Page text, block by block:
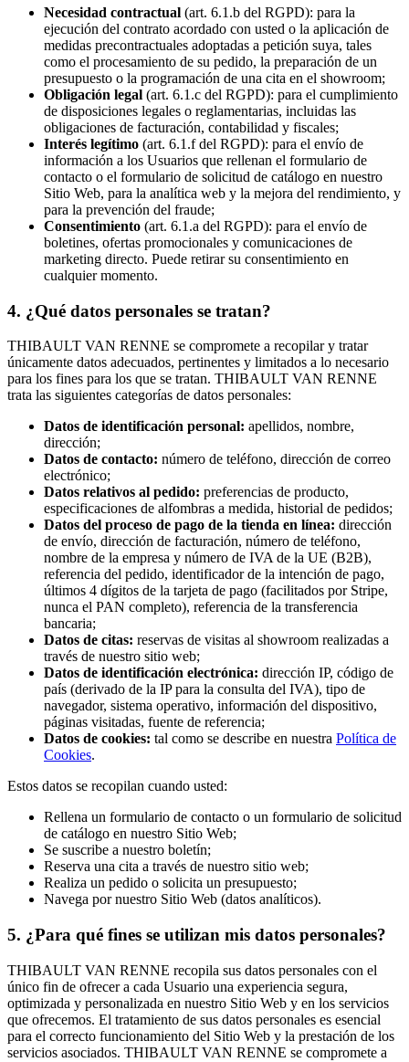
Necesidad contractual (art. 6.1.b del RGPD): para la
ejecución del contrato acordado con usted o la aplicación de
medidas precontractuales adoptadas a petición suya, tales
como el procesamiento de su pedido, la preparación de un
presupuesto o la programación de una cita en el showroom;
Obligación legal (art. 6.1.c del RGPD): para el cumplimiento
de disposiciones legales o reglamentarias, incluidas las
obligaciones de facturación, contabilidad y fiscales;
Interés legítimo (art. 6.1.f del RGPD): para el envío de
información a los Usuarios que rellenan el formulario de
contacto o el formulario de solicitud de catálogo en nuestro
Sitio Web, para la analítica web y la mejora del rendimiento, y
para la prevención del fraude;
Consentimiento (art. 6.1.a del RGPD): para el envío de
boletines, ofertas promocionales y comunicaciones de
marketing directo. Puede retirar su consentimiento en
cualquier momento.
4. ¿Qué datos personales se tratan?
THIBAULT VAN RENNE se compromete a recopilar y tratar
únicamente datos adecuados, pertinentes y limitados a lo necesario
para los fines para los que se tratan. THIBAULT VAN RENNE
trata las siguientes categorías de datos personales:
Datos de identificación personal: apellidos, nombre,
dirección;
Datos de contacto: número de teléfono, dirección de correo
electrónico;
Datos relativos al pedido: preferencias de producto,
especificaciones de alfombras a medida, historial de pedidos;
Datos del proceso de pago de la tienda en línea: dirección
de envío, dirección de facturación, número de teléfono,
nombre de la empresa y número de IVA de la UE (B2B),
referencia del pedido, identificador de la intención de pago,
últimos 4 dígitos de la tarjeta de pago (facilitados por Stripe,
nunca el PAN completo), referencia de la transferencia
bancaria;
Datos de citas: reservas de visitas al showroom realizadas a
través de nuestro sitio web;
Datos de identificación electrónica: dirección IP, código de
país (derivado de la IP para la consulta del IVA), tipo de
navegador, sistema operativo, información del dispositivo,
páginas visitadas, fuente de referencia;
Datos de cookies: tal como se describe en nuestra Política de
Cookies.
Estos datos se recopilan cuando usted:
Rellena un formulario de contacto o un formulario de solicitud
de catálogo en nuestro Sitio Web;
Se suscribe a nuestro boletín;
Reserva una cita a través de nuestro sitio web;
Realiza un pedido o solicita un presupuesto;
Navega por nuestro Sitio Web (datos analíticos).
5. ¿Para qué fines se utilizan mis datos personales?
THIBAULT VAN RENNE recopila sus datos personales con el
único fin de ofrecer a cada Usuario una experiencia segura,
optimizada y personalizada en nuestro Sitio Web y en los servicios
que ofrecemos. El tratamiento de sus datos personales es esencial
para el correcto funcionamiento del Sitio Web y la prestación de los
servicios asociados. THIBAULT VAN RENNE se compromete a